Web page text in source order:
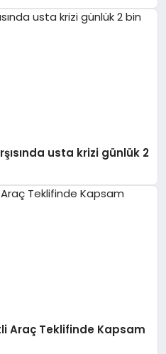
usta krizi günlük 2
Araç Teklifinde Kapsam